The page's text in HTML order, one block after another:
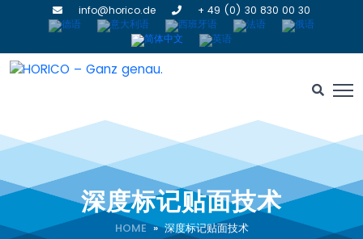
info@horico.de + 49 (0) 30 830 00 30
深度标记贴面技术
HOME» 深度标记贴面技术